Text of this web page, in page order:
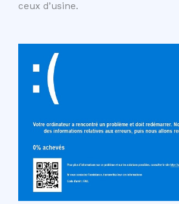
ceux d’usine.